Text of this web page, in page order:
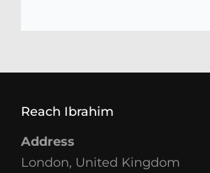
Reach Ibrahim
Address
London, United Kingdom